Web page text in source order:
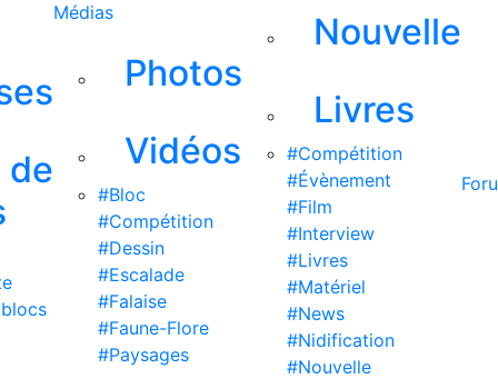
de
Médias
Photos
Vidéos
#Bloc
#Compétition
#Dessin
#Escalade
#Falaise
#Faune-Flore
#Paysages
Nouvelle
Livres
#Compétition
#Évènement
#Film
#Interview
#Livres
#Matériel
#News
#Nidification
#Nouvelle